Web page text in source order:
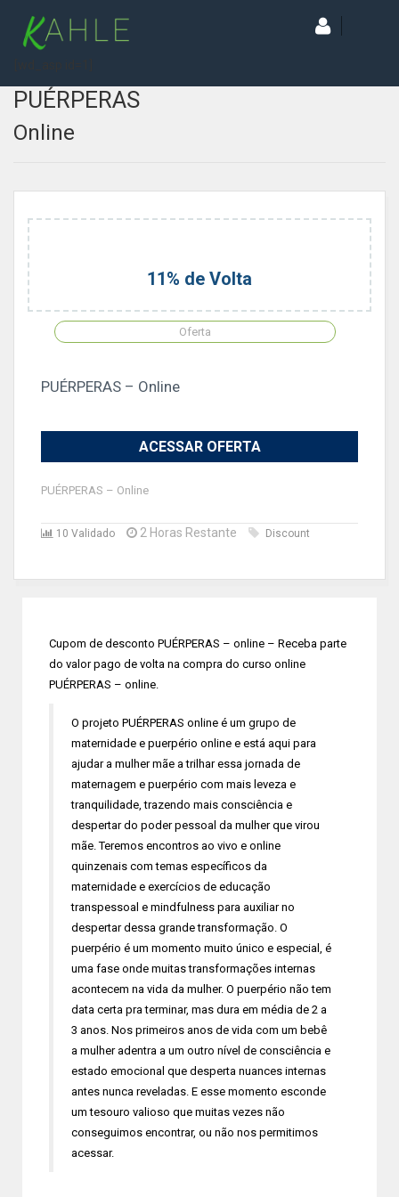
PUÉRPERAS
Online
11% de Volta
Oferta
PUÉRPERAS – Online
ACESSAR OFERTA
PUÉRPERAS – Online
10 Validado 2 Horas Restante Discount
Cupom de desconto PUÉRPERAS – online – Receba parte
do valor pago de volta na compra do curso online
PUÉRPERAS – online.
O projeto PUÉRPERAS online é um grupo de
maternidade e puerpério online e está aqui para
ajudar a mulher mãe a trilhar essa jornada de
maternagem e puerpério com mais leveza e
tranquilidade, trazendo mais consciência e
despertar do poder pessoal da mulher que virou
mãe. Teremos encontros ao vivo e online
quinzenais com temas específicos da
maternidade e exercícios de educação
transpessoal e mindfulness para auxiliar no
despertar dessa grande transformação. O
puerpério é um momento muito único e especial, é
uma fase onde muitas transformações internas
acontecem na vida da mulher. O puerpério não tem
data certa pra terminar, mas dura em média de 2 a
3 anos. Nos primeiros anos de vida com um bebê
a mulher adentra a um outro nível de consciência e
estado emocional que desperta nuances internas
antes nunca reveladas. E esse momento esconde
um tesouro valioso que muitas vezes não
conseguimos encontrar, ou não nos permitimos
acessar.